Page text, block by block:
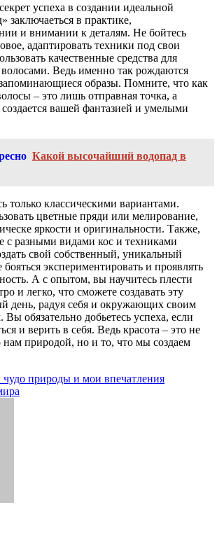
успеха в создании идеальной
заключаеться в практике,
и внимании к деталям. Не бойтесь
адаптировать техники под свои
качественные средства для
волосами. Ведь именно так рождаются
образы. Помните, что как
– это лишь отправная точка, а
вашей фантазией и умелыми
Какой высочайший водопад в
только классическими вариантами.
цветные пряди или мелирование,
яркости и оригинальности. Также,
с разными видами кос и техниками
свой собственный, уникальный
бояться экспериментировать и проявлять
А с опытом, вы научитесь плести
и легко, что сможете создавать эту
день, радуя себя и окружающих своим
обязательно добьетесь успеха, если
и верить в себя. Ведь красота – это не
нам природой, но и то, что мы создаем
природы и мои впечатления